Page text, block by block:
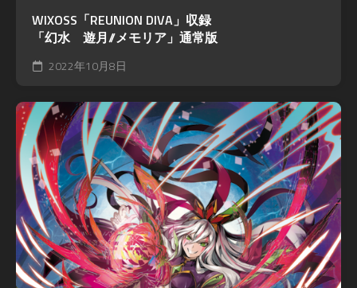
WIXOSS「REUNION DIVA」収録
「幻水 遊月//メモリア」通常版
2022年10月8日